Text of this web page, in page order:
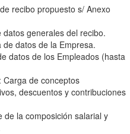
recibo propuesto s/ Anexo
datos generales del recibo.
de datos de la Empresa.
datos de los Empleados (hasta
: Carga de conceptos
descuentos y contribuciones
de la composición salarial y